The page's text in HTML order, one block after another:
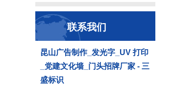
联系我们
昆山广告制作_发光字_UV 打印
_党建文化墙_门头招牌厂家 - 三
盛标识